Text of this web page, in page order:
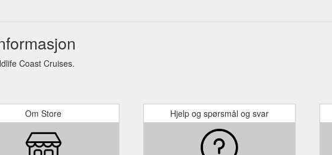
Coast Cruises.
Om Store Hjelp og spørsmål og svar